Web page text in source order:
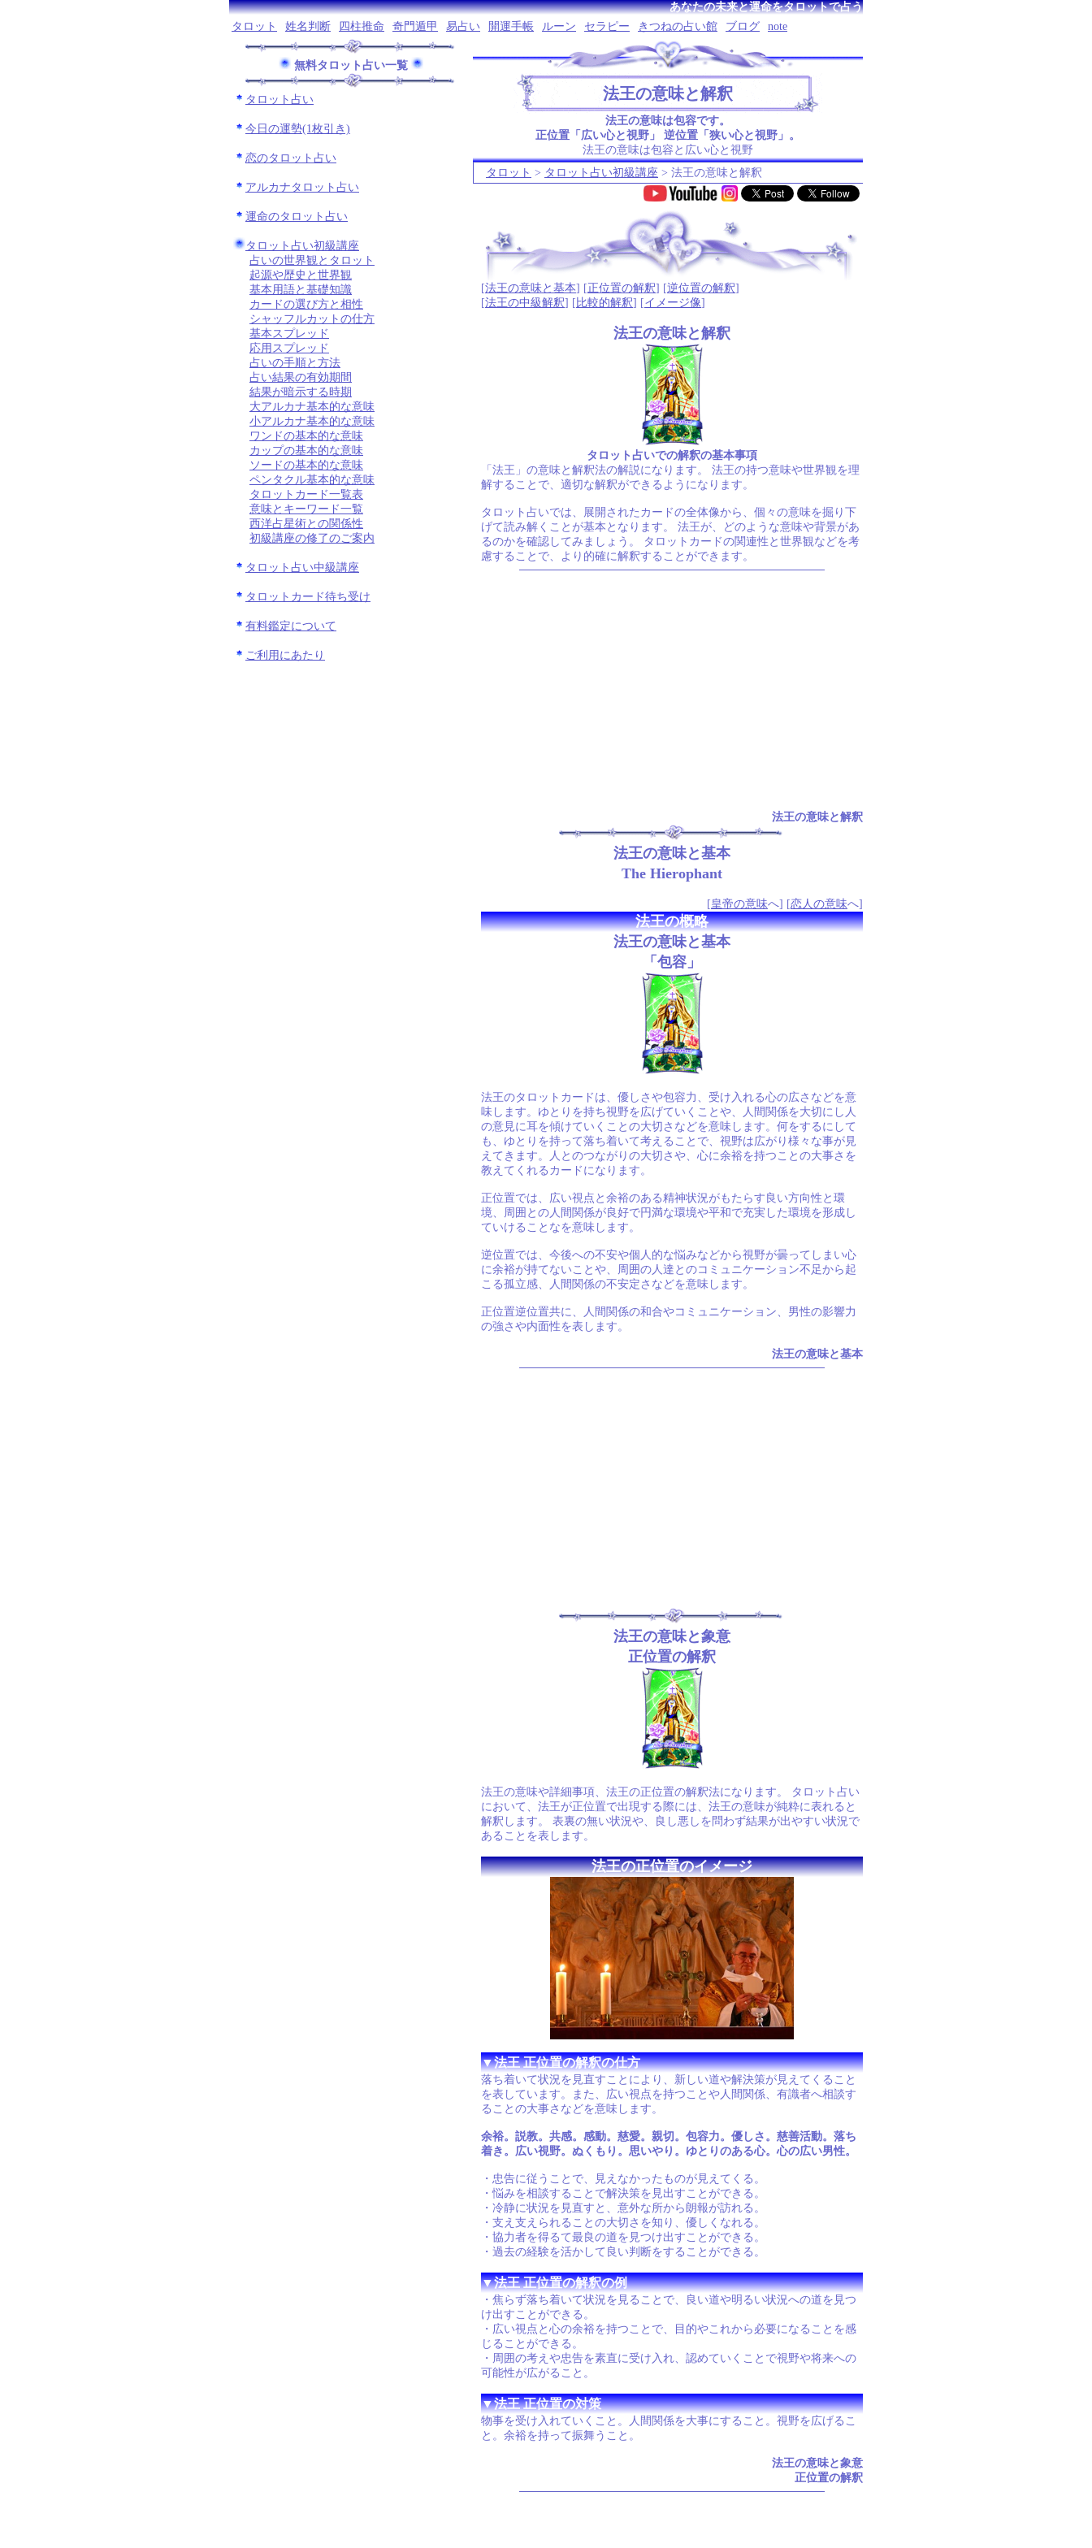
あなたの未来と運命をタロットで占う
タロット
姓名判断 四柱推命 奇門遁甲 易占い 開運手帳 ルーン セラピー きつねの占い館 ブログ note
法王の意味と解釈
法王の意味は包容です。
正位置「広い心と視野」 逆位置「狭い心と視野」。
法王の意味は包容と広い心と視野
無料タロット占い一覧
タロット占い
今日の運勢(1枚引き)
恋のタロット占い
アルカナタロット占い
運命のタロット占い
タロット占い初級講座
占いの世界観とタロット
起源や歴史と世界観
基本用語と基礎知識
カードの選び方と相性
シャッフルカットの仕方
基本スプレッド
応用スプレッド
占いの手順と方法
占い結果の有効期間
結果が暗示する時期
大アルカナ基本的な意味
小アルカナ基本的な意味
ワンドの基本的な意味
カップの基本的な意味
ソードの基本的な意味
ペンタクル基本的な意味
タロットカード一覧表
意味とキーワード一覧
西洋占星術との関係性
初級講座の修了のご案内
タロット占い中級講座
タロットカード待ち受け
有料鑑定について
ご利用にあたり
タロット > タロット占い初級講座 > 法王の意味と解釈
.
[法王の意味と基本] [正位置の解釈] [逆位置の解釈]
[法王の中級解釈] [ 比較的解釈] [イメージ像]
法王の意味と解釈
タロット占いでの解釈の基本事項
「法王」の意味と解釈法の解説になります。 法王の持つ意味や世界観を理
解することで、適切な解釈ができるようになります。
タロット占いでは、展開されたカードの全体像から、個々の意味を掘り下
げて読み解くことが基本となります。 法王が、どのような意味や背景があ
るのかを確認してみましょう。 タロットカードの関連性と世界観などを考
慮することで、より的確に解釈することができます。
法王の意味と解釈
法王の意味と基本
The Hierophant
[皇帝の意味へ] [恋人の意味へ]
法王の概略
法王の意味と基本
「包容」
法王のタロットカードは、優しさや包容力、受け入れる心の広さなどを意
味します。ゆとりを持ち視野を広げていくことや、人間関係を大切にし人
の意見に耳を傾けていくことの大切さなどを意味します。何をするにして
も、ゆとりを持って落ち着いて考えることで、視野は広がり様々な事が見
えてきます。人とのつながりの大切さや、心に余裕を持つことの大事さを
教えてくれるカードになります。
正位置では、広い視点と余裕のある精神状況がもたらす良い方向性と環
境、周囲との人間関係が良好で円満な環境や平和で充実した環境を形成し
ていけることなを意味します。
逆位置では、今後への不安や個人的な悩みなどから視野が曇ってしまい心
に余裕が持てないことや、周囲の人達とのコミュニケーション不足から起
こる孤立感、人間関係の不安定さなどを意味します。
正位置逆位置共に、人間関係の和合やコミュニケーション、男性の影響力
の強さや内面性を表します。
法王の意味と基本
法王の意味と象意
正位置の解釈
法王の意味や詳細事項、法王の正位置の解釈法になります。 タロット占い
において、法王が正位置で出現する際には、法王の意味が純粋に表れると
解釈します。 表裏の無い状況や、良し悪しを問わず結果が出やすい状況で
あることを表します。
法王の正位置のイメージ
▼法王 正位置の解釈の仕方
落ち着いて状況を見直すことにより、新しい道や解決策が見えてくること
を表しています。また、広い視点を持つことや人間関係、有識者へ相談す
ることの大事さなどを意味します。
余裕。説教。共感。感動。慈愛。親切。包容力。優しさ。慈善活動。落ち
着き。広い視野。ぬくもり。思いやり。ゆとりのある心。心の広い男性。
・忠告に従うことで、見えなかったものが見えてくる。
・悩みを相談することで解決策を見出すことができる。
・冷静に状況を見直すと、意外な所から朗報が訪れる。
・支え支えられることの大切さを知り、優しくなれる。
・協力者を得るて最良の道を見つけ出すことができる。
・過去の経験を活かして良い判断をすることができる。
▼法王 正位置の解釈の例
・焦らず落ち着いて状況を見ることで、良い道や明るい状況への道を見つ
け出すことができる。
・広い視点と心の余裕を持つことで、目的やこれから必要になることを感
じることができる。
・周囲の考えや忠告を素直に受け入れ、認めていくことで視野や将来への
可能性が広がること。
▼法王 正位置の対策
物事を受け入れていくこと。人間関係を大事にすること。視野を広げるこ
と。余裕を持って振舞うこと。
法王の意味と象意
正位置の解釈